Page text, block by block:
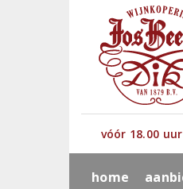
vóór 18.00
home